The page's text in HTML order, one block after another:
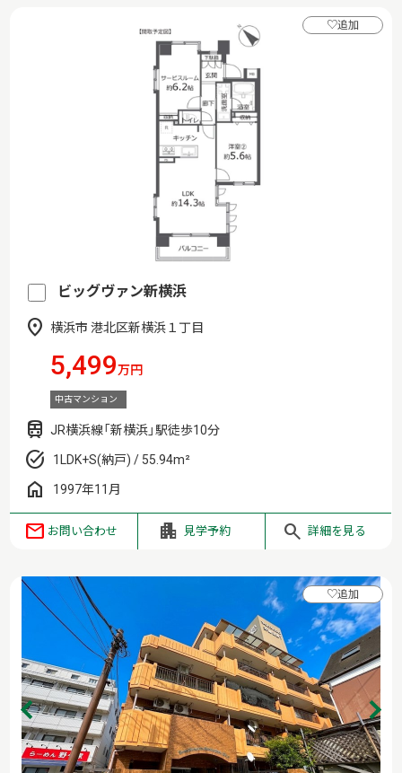
ビッグヴァン新横浜
横浜市 港北区新横浜１丁目
5,499万円
中古マンション
JR横浜線「新横浜」駅徒歩10分
1LDK+S(納戸) / 55.94m²
1997年11月
♡追加
お問い合わせ 見学予約 詳細を見る
♡追加